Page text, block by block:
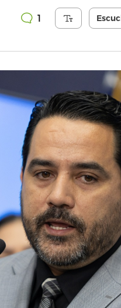
1